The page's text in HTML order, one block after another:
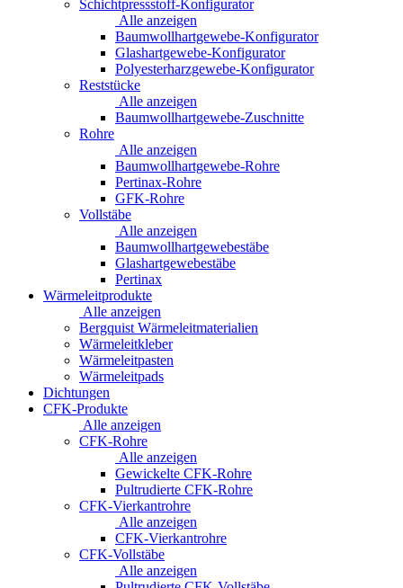
Schichtpressstoff-Konfigurator
Alle anzeigen
Baumwollhartgewebe-Konfigurator
Glashartgewebe-Konfigurator
Polyesterharzgewebe-Konfigurator
Reststücke
Alle anzeigen
Baumwollhartgewebe-Zuschnitte
Rohre
Alle anzeigen
Baumwollhartgewebe-Rohre
Pertinax-Rohre
GFK-Rohre
Vollstäbe
Alle anzeigen
Baumwollhartgewebestäbe
Glashartgewebestäbe
Pertinax
Wärmeleitprodukte
Alle anzeigen
Bergquist Wärmeleitmaterialien
Wärmeleitkleber
Wärmeleitpasten
Wärmeleitpads
Dichtungen
CFK-Produkte
Alle anzeigen
CFK-Rohre
Alle anzeigen
Gewickelte CFK-Rohre
Pultrudierte CFK-Rohre
CFK-Vierkantrohre
Alle anzeigen
CFK-Vierkantrohre
CFK-Vollstäbe
Alle anzeigen